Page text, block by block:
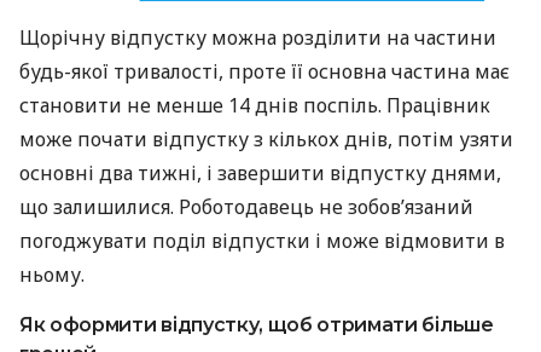
Щорічну відпустку можна розділити на частини
будь-якої тривалості, проте її основна частина має
становити не менше 14 днів поспіль. Працівник
може почати відпустку з кількох днів, потім узяти
основні два тижні, і завершити відпустку днями,
що залишилися. Роботодавець не зобов’язаний
погоджувати поділ відпустки і може відмовити в
ньому.
Як оформити відпустку, щоб отримати більше